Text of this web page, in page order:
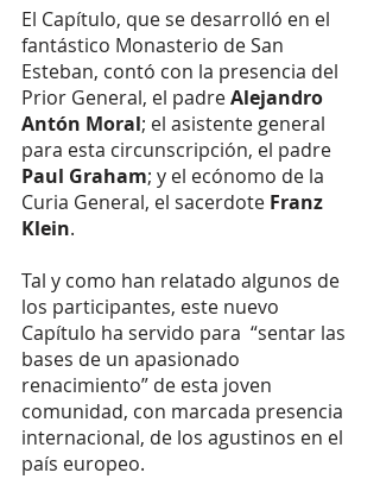
El Capítulo, que se desarrolló en el
fantástico Monasterio de San
Esteban, contó con la presencia del
Prior General, el padre Alejandro
Antón Moral; el asistente general
para esta circunscripción, el padre
Paul Graham; y el ecónomo de la
Curia General, el sacerdote Franz
Klein.
Tal y como han relatado algunos de
los participantes, este nuevo
Capítulo ha servido para  “sentar las
bases de un apasionado
renacimiento” de esta joven
comunidad, con marcada presencia
internacional, de los agustinos en el
país europeo.